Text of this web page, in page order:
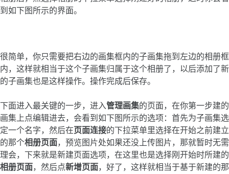
到如下图所示的界面。
很简单，你只需要把右边的画集框内的子画集拖到左边的相册框
内，这样就相当于这个子画集归属于这个相册了，以后添加了新
的子画集也是这样操作。操作完成后保存。
下面进入最关键的一步，进入管理画集的页面，在你第一步建的
画集上点编辑进去，会看到如下图所示的选项：首先为子画集选
定一个名字，然后在页面连接的下拉菜单里选择在开始之前建立
的那个相册页面，预览图片处如果还没上传图片，那就暂时无需
理会，下来就是新建页面选项，在这里也是选择刚开始时所建的
相册页面，然后点新增页面，好了，这样就相当于基于新建的那